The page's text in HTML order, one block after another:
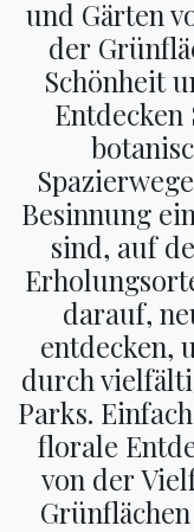
und Gärten
der
Schönheit
Besinnung
sind, auf
darauf,
entdecken,
durch
Parks.
florale
von der